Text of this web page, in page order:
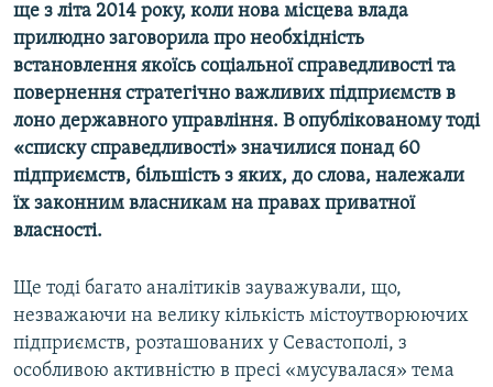
ще з літа 2014 року, коли нова місцева влада
прилюдно заговорила про необхідність
встановлення якоїсь соціальної справедливості та
повернення стратегічно важливих підприємств в
лоно державного управління. В опублікованому тоді
«списку справедливості» значилися понад 60
підприємств, більшість з яких, до слова, належали
їх законним власникам на правах приватної
власності.
Ще тоді багато аналітиків зауважували, що,
незважаючи на велику кількість містоутворюючих
підприємств, розташованих у Севастополі, з
особливою активністю в пресі «мусувалася» тема